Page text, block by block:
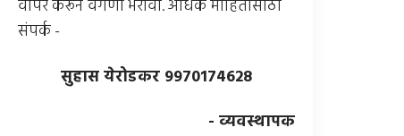
वापर करून वर्गणी भरावी. अधिक माहितीसाठी
संपर्क -
सुहास येरोडकर 9970174628
- व्यवस्थापक